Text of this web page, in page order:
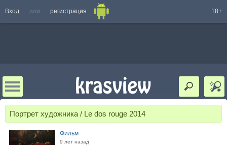
Вход или регистрация 18+
Портрет художника / Le dos rouge 2014
Фильм
9 лет назад